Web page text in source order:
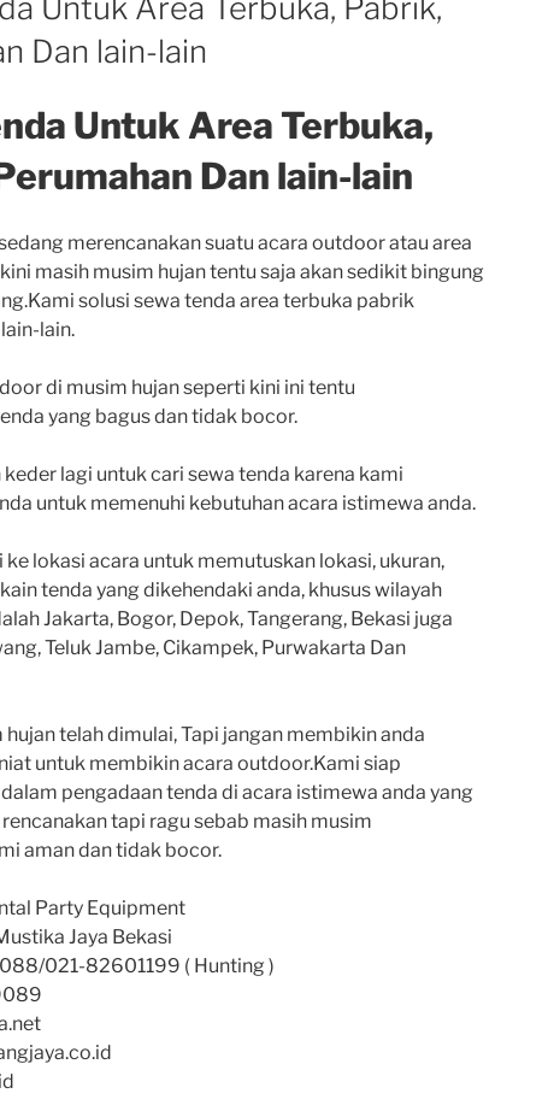
Untuk Area Terbuka, Pabrik,
Dan lain-lain
Untuk Area Terbuka,
Dan lain-lain
merencanakan suatu acara outdoor atau area
masih musim hujan tentu saja akan sedikit bingung
solusi sewa tenda area terbuka pabrik
lain.
di musim hujan seperti kini ini tentu
yang bagus dan tidak bocor.
lagi untuk cari sewa tenda karena kami
untuk memenuhi kebutuhan acara istimewa anda.
ke lokasi acara untuk memutuskan lokasi, ukuran,
tenda yang dikehendaki anda, khusus wilayah
Jakarta, Bogor, Depok, Tangerang, Bekasi juga
Teluk Jambe, Cikampek, Purwakarta Dan
telah dimulai, Tapi jangan membikin anda
untuk membikin acara outdoor.Kami siap
pengadaan tenda di acara istimewa anda yang
tapi ragu sebab masih musim
aman dan tidak bocor.
Party Equipment
Jaya Bekasi
021-82601199 ( Hunting )